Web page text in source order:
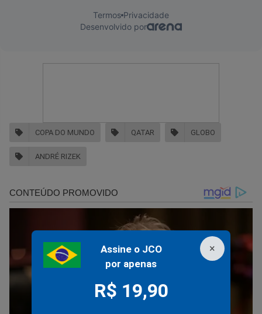
×
Assine o JCO
por apenas
R$ 19,90
COPA DO MUNDO QATAR GLOBO
ANDRÉ RIZEK